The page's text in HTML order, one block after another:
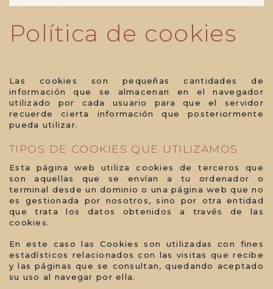
Política de cookies
Las cookies son pequeñas cantidades de
información que se almacenan en el navegador
utilizado por cada usuario para que el servidor
recuerde cierta información que posteriormente
pueda utilizar.
TIPOS DE COOKIES QUE UTILIZAMOS
Esta página web utiliza cookies de terceros que
son aquellas que se envían a tu ordenador o
terminal desde un dominio o una página web que no
es gestionada por nosotros, sino por otra entidad
que trata los datos obtenidos a través de las
cookies.
En este caso las Cookies son utilizadas con fines
estadísticos relacionados con las visitas que recibe
y las páginas que se consultan, quedando aceptado
su uso al navegar por ella.